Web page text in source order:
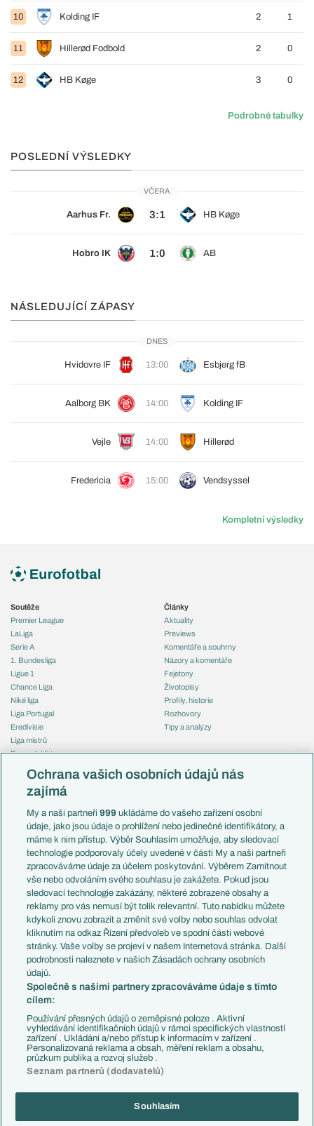
10 Kolding IF 2 1
11 Hillerød Fodbold 2 0
12 HB Køge 3 0
Podrobné tabulky
POSLEDNÍ VÝSLEDKY
VČERA
Aarhus Fr. 3:1 HB Køge
Hobro IK 1:0 AB
NÁSLEDUJÍCÍ ZÁPASY
DNES
Hvidovre IF 13:00 Esbjerg fB
Aalborg BK 14:00 Kolding IF
Vejle 14:00 Hillerød
Fredericia 15:00 Vendsyssel
Kompletní výsledky
Soutěže
Premier League
LaLiga
Serie A
1. Bundesliga
Ligue 1
Chance Liga
Niké liga
Liga Portugal
Eredivisie
Liga mistrů
Evropská liga
Mistrovství světa
Liga národů
Témata
Představení týmů MS
EuroSkauting
PL v kostce
Evropské koeficienty
Přestupy
Přestupové spekulace
Zranění
Kluby
Arsenal FC
Chelsea FC
Manchester United
AC Milán
Juventus FC
Bayern Mnichov
FC Barcelona
Real Madrid
Články
Aktuality
Previews
Komentáře a souhrny
Názory a komentáře
Fejetony
Životopisy
Profily, historie
Rozhovory
Tipy a analýzy
Česko
Francie
Itálie
Německo
Španělsko
Argentina
Brazílie
Přestupy
Zápasy
Livescore
Tipovací soutěž
Copyright © 2001-2026 EuroFotbal.cz. Využíváme zpravodajství ČTK.
Ochrana vašich osobních údajů nás
zajímá
My a naši partneři999 ukládáme do vašeho zařízení osobní
údaje, jako jsou údaje o prohlížení nebo jedinečné identifikátory, a
máme k nim přístup. Výběr Souhlasím umožňuje, aby sledovací
technologie podporovaly účely uvedené v části My a naši partneři
zpracováváme údaje za účelem poskytování. Výběrem Zamítnout
vše nebo odvoláním svého souhlasu je zakážete. Pokud jsou
sledovací technologie zakázány, některé zobrazené obsahy a
reklamy pro vás nemusí být tolik relevantní. Tuto nabídku můžete
kdykoli znovu zobrazit a změnit své volby nebo souhlas odvolat
kliknutím na odkaz Řízení předvoleb ve spodní části webové
stránky. Vaše volby se projeví v našem Internetová stránka. Další
podrobnosti naleznete v našich Zásadách ochrany osobních
údajů.
Společně s našimi partnery zpracováváme údaje s tímto
cílem:
Používání přesných údajů o zeměpisné poloze . Aktivní
vyhledávání identifikačních údajů v rámci specifických vlastností
zařízení . Ukládání a/nebo přístup k informacím v zařízení .
Personalizovaná reklama a obsah, měření reklam a obsahu,
průzkum publika a rozvoj služeb .
Seznam partnerů (dodavatelů)
Souhlasím